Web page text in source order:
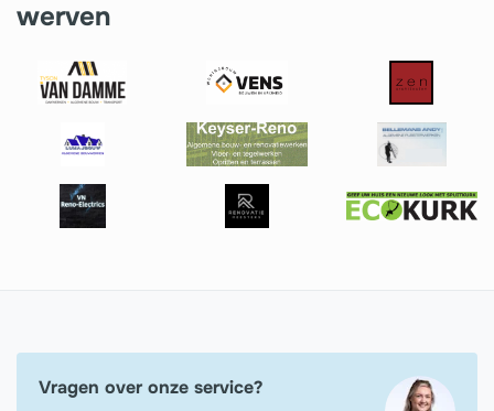
werven
Vragen over onze service?